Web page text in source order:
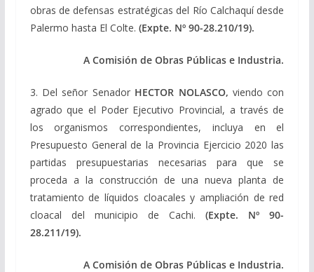
obras de defensas estratégicas del Río Calchaquí desde
Palermo hasta El Colte. (Expte. Nº 90-28.210/19).
A Comisión de Obras Públicas e Industria.
3. Del señor SenadorHECTOR NOLASCO, viendo con
agrado que el Poder Ejecutivo Provincial, a través de
los organismos correspondientes, incluya en el
Presupuesto General de la Provincia Ejercicio 2020 las
partidas presupuestarias necesarias para que se
proceda a la construcción de una nueva planta de
tratamiento de líquidos cloacales y ampliación de red
cloacal del municipio de Cachi.(Expte. Nº 90-
28.211/19).
A Comisión de Obras Públicas e Industria.